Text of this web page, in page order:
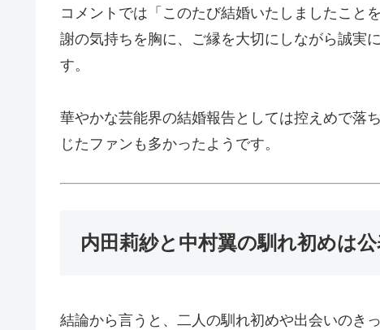
コメントでは「このたび結婚いたしましたこと
謝の気持ちを胸に、ご縁を大切にしながら誠実
す。
華やかな芸能界の結婚報告としては控えめで落
じたファンも多かったようです。
内田莉紗と中村翼の馴れ初めは
結論から言うと、二人の馴れ初めや出会いのき